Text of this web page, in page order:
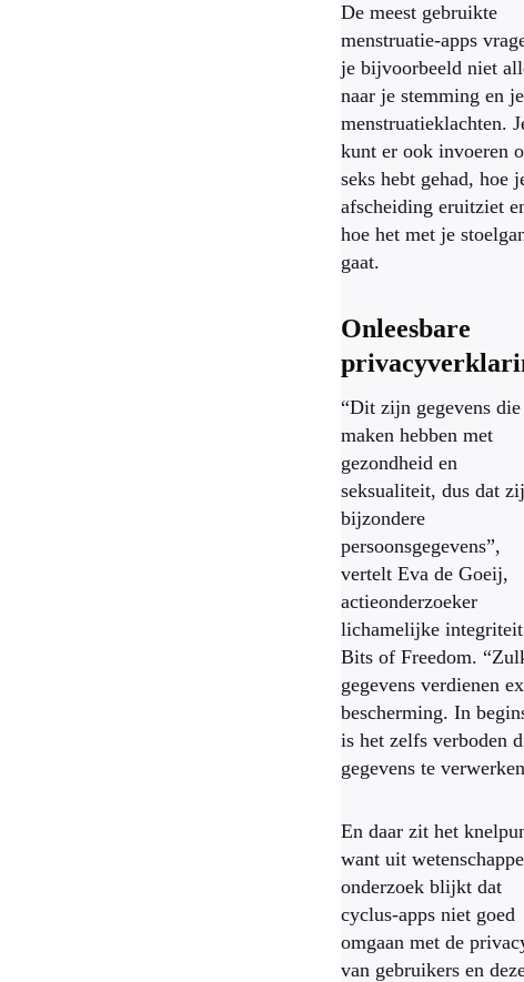
De meest gebruikte
menstruatie-apps
je bijvoorbeeld niet
naar je stemming en je
menstruatieklachten.
kunt er ook invoeren
seks hebt gehad, hoe
afscheiding eruitziet
hoe het met je
gaat.
Onleesbare
“Dit zijn gegevens
maken hebben met
gezondheid en
seksualiteit, dus dat
bijzondere
persoonsgegevens”,
vertelt Eva de Goeij,
actieonderzoeker
lichamelijke
Bits of Freedom.
gegevens verdienen
bescherming. In
is het zelfs verboden
gegevens te
En daar zit het
want uit
onderzoek blijkt dat
cyclus-apps niet goed
omgaan met de
van gebruikers en